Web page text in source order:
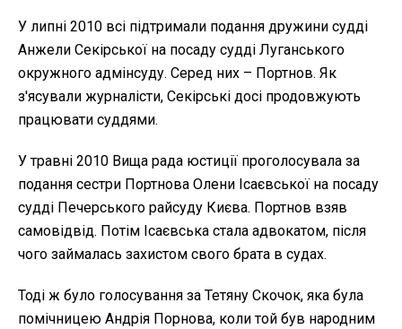
У липні 2010 всі підтримали подання дружини судді
Анжели Секірської на посаду судді Луганського
окружного адмінсуду. Серед них – Портнов. Як
з'ясували журналісти, Секірські досі продовжують
працювати суддями.
У травні 2010 Вища рада юстиції проголосувала за
подання сестри Портнова Олени Ісаєвської на посаду
судді Печерського райсуду Києва. Портнов взяв
самовідвід. Потім Ісаєвська стала адвокатом, після
чого займалась захистом свого брата в судах.
Тоді ж було голосування за Тетяну Скочок, яка була
помічницею Андрія Порнова, коли той був народним